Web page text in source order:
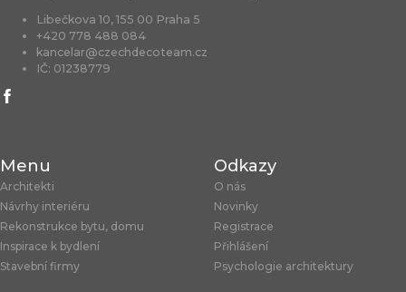
Libečkova 10, 155 00 Praha 5
+420 778 488 084
kancelar@czechdecoteam.cz
IČ: 01238779
Menu
Architekti
Návrhy interiéru
Rekonstrukce bytu, domu
Inspirace k bydlení
Stavební firmy
Odkazy
O nás
Novinky
Registrace
Přihlášení
Psychologie architektury